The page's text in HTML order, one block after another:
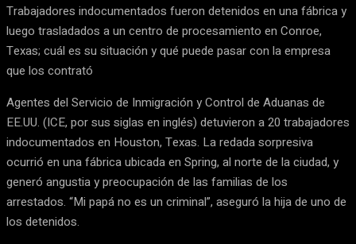
Trabajadores indocumentados fueron detenidos en una fábrica y
luego trasladados a un centro de procesamiento en Conroe,
Texas; cuál es su situación y qué puede pasar con la empresa
que los contrató
Agentes del Servicio de Inmigración y Control de Aduanas de
EE.UU. (ICE, por sus siglas en inglés) detuvieron a 20 trabajadores
indocumentados en Houston, Texas. La redada sorpresiva
ocurrió en una fábrica ubicada en Spring, al norte de la ciudad, y
generó angustia y preocupación de las familias de los
arrestados. “Mi papá no es un criminal”, aseguró la hija de uno de
los detenidos.